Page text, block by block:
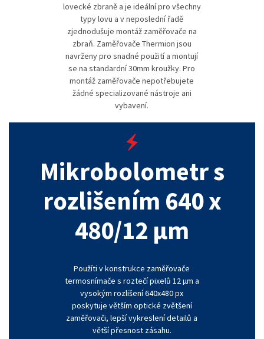
lovecké zbraně a je ideální pro všechny
typy lovu a v neposlední řadě
zjednodušuje montáž zaměřovače na
zbraň. Zaměřovače Thermion jsou
navrženy pro snadné použití a montují
se na standardní 30mm kroužky. Pro
montáž zaměřovače nepotřebujete
žádné specializované nástroje ani
vybavení.
Mikrobolometr s
rozlišením 640 x
480/12 µm
Použíti v konstrukce zaměřovače
termosnímače s roztečí pixelů 12 µm a
vysokým rozlišení 640x480 px
poskytuje větším optické zvětšení
zaměřovači, lepší vykreslení detailů a
větší přesnost zásahu.